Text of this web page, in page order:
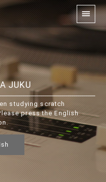
JUKU
studying scratch
press the English